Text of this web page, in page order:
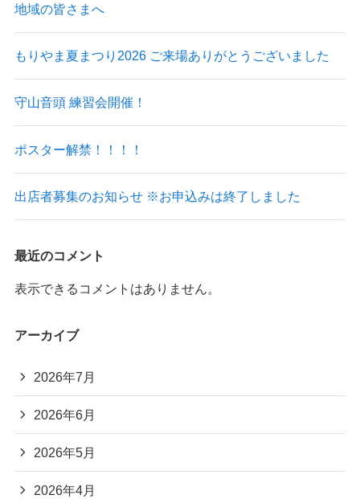
地域の皆さまへ
もりやま夏まつり2026 ご来場ありがとうございました
守山音頭 練習会開催！
ポスター解禁！！！！
出店者募集のお知らせ ※お申込みは終了しました
最近のコメント
表示できるコメントはありません。
アーカイブ
2026年7月
2026年6月
2026年5月
2026年4月